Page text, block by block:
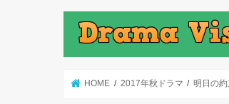
HOME 2017年秋ドラマ 明日の約